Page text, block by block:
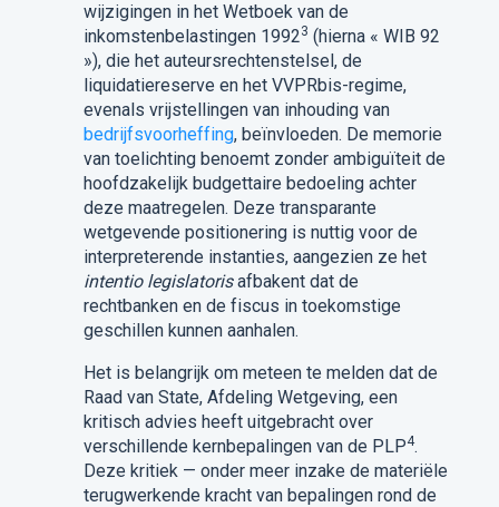
wijzigingen in het Wetboek van de
inkomstenbelastingen 19923 (hierna « WIB 92
»), die het auteursrechtenstelsel, de
liquidatiereserve en het VVPRbis-regime,
evenals vrijstellingen van inhouding van
bedrijfsvoorheffing, beïnvloeden. De memorie
van toelichting benoemt zonder ambiguïteit de
hoofdzakelijk budgettaire bedoeling achter
deze maatregelen. Deze transparante
wetgevende positionering is nuttig voor de
interpreterende instanties, aangezien ze het
intentio legislatorisafbakent dat de
rechtbanken en de fiscus in toekomstige
geschillen kunnen aanhalen.
Het is belangrijk om meteen te melden dat de
Raad van State, Afdeling Wetgeving, een
kritisch advies heeft uitgebracht over
verschillende kernbepalingen van de PLP4.
Deze kritiek — onder meer inzake de materiële
terugwerkende kracht van bepalingen rond de